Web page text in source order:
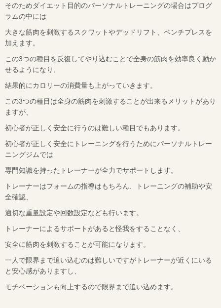
そのためダイエット目的のパーソナルトレーニングの場合はプログ
ラムの中には
大きな筋肉を刺激するスクワットやデッドリフト、ベンチプレスを
加えます。
この3つの種目を反復してやり込むことで全身の筋肉を効率良く動か
せるようになり、
結果的にカロリーの消費量も上がっていきます。
この3つの種目は全身の筋肉を刺激することが出来るメリットがあり
ますが、
初心者が正しく安全に行うのは難しい種目でもあります。
初心者が正しく安全にトレーニングを行うためにパーソナルトレー
ニングジムでは
専門知識を持ったトレーナーが全力でサポートします。
トレーナーはフォームの指導はもちろん、トレーニングの補助や安
全確認、
適切な重量設定や回数設定なども行います。
トレーナーによるサポートがあると怪我をすることなく、
安全に筋肉を刺激することが可能になります。
一人で限界まで追い込むのは難しいですがトレーナーが近くにいる
と安心感がありますし、
モチベーションも向上するので限界まで追い込めます。